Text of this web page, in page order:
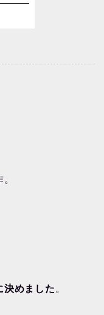
決めました。